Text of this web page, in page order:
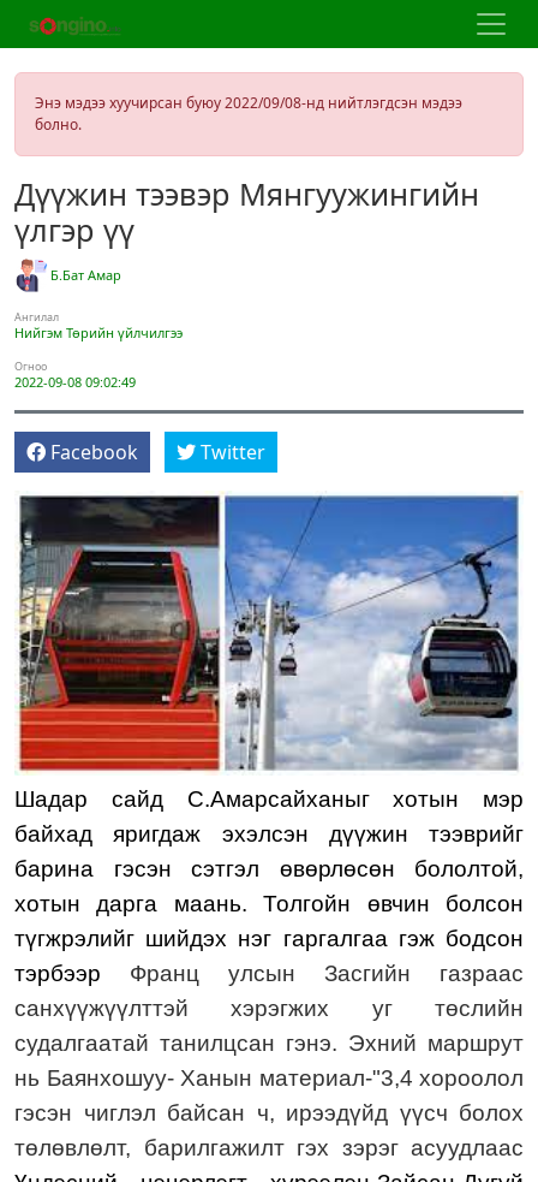
Энэ мэдээ хуучирсан буюу 2022/09/08-нд нийтлэгдсэн мэдээ
болно.
Дүүжин тээвэр Мянгуужингийн
үлгэр үү
Б.Бат Амар
Ангилал
Нийгэм Төрийн үйлчилгээ
Огноо
2022-09-08 09:02:49
Facebook Twitter
Шадар сайд С.Амарсайханыг хотын мэр
байхад яригдаж эхэлсэн дүүжин тээврийг
барина гэсэн сэтгэл өвөрлөсөн бололтой,
хотын дарга маань. Толгойн өвчин болсон
түгжрэлийг шийдэх нэг гаргалгаа гэж бодсон
тэрбээр Франц улсын Засгийн газраас
санхүүжүүлттэй хэрэгжих уг төслийн
судалгаатай танилцсан гэнэ. Эхний маршрут
нь Баянхошуу- Ханын материал-"3,4 хороолол
гэсэн чиглэл байсан ч, ирээдүйд үүсч болох
төлөвлөлт, барилгажилт гэх зэрэг асуудлаас